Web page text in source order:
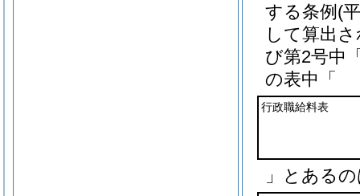
する条例 (
して算出
び第2号中
の表中「
行政職給料表
」とある